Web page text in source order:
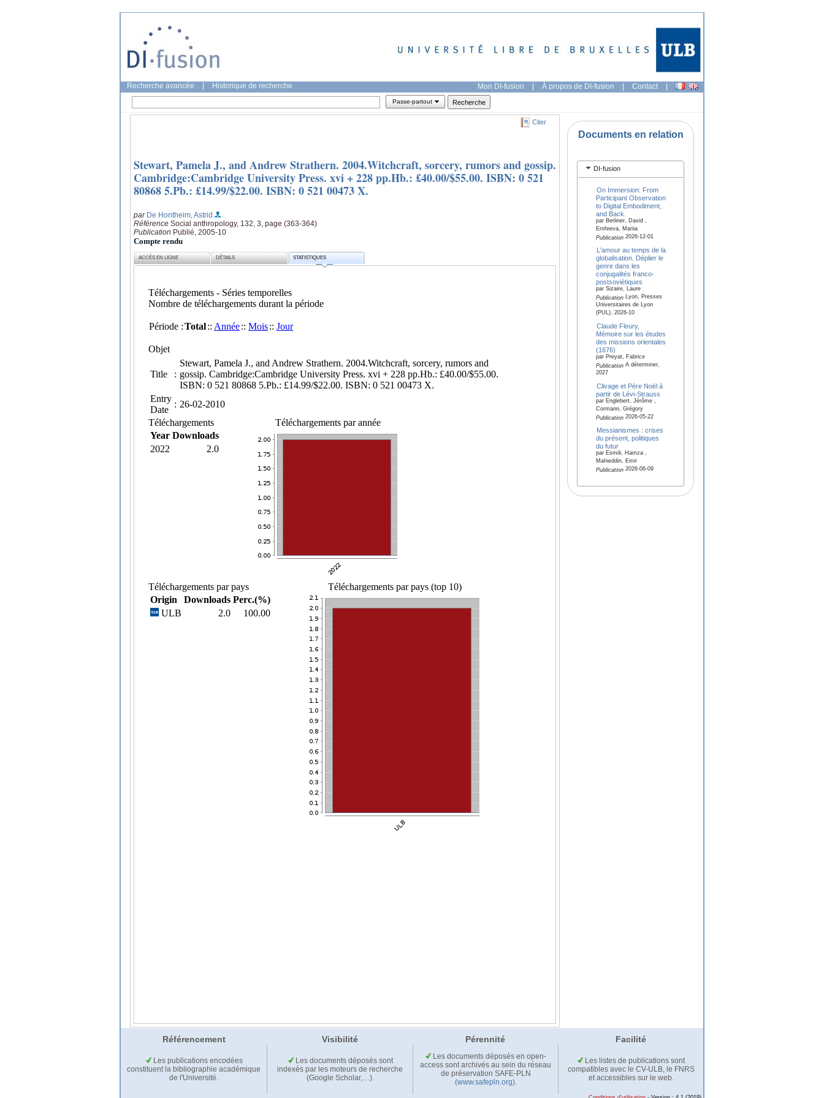
Recherche avancée Historique de recherche Mon DI-fusion | À propos de DI-fusion | Contact |
Passe-partout
Citer
Stewart, Pamela J., and Andrew Strathern. 2004.Witchcraft, sorcery, rumors and gossip.
Cambridge:Cambridge University Press. xvi + 228 pp.Hb.: £40.00/$55.00. ISBN: 0 521
80868 5.Pb.: £14.99/$22.00. ISBN: 0 521 00473 X.
par De Hontheim, Astrid
Référence Social anthropology, 132, 3, page (363-364)
Publication Publié, 2005-10
Compte rendu
ACCÈS EN LIGNE DÉTAILS STATISTIQUES
Documents en relation
DI-fusion
On Immersion: From
Participant Observation
to Digital Embodiment,
and Back.
par Berliner, David ,
Erofeeva, Mariia
Publication2026-12-01
L'amour au temps de la
globalisation. Déplier le
genre dans les
conjugalités franco-
postsoviétiques
par Sizaire, Laure
PublicationLyon, Presses
Universitaires de Lyon
(PUL), 2026-10
Claude Fleury,
Mémoire sur les études
des missions orientales
(1676)
par Preyat, Fabrice
PublicationA déterminer,
2027
Clivage et Père Noël à
partir de Lévi-Strauss
par Englebert, Jérôme ,
Cormann, Grégory
Publication2026-05-22
Messianismes : crises
du présent, politiques
du futur
par Esmili, Hamza ,
Mahieddin, Emir
Publication2026-06-09
Référencement Visibilité Pérennité Facilité
Les publications encodées
constituent la bibliographie académique
de l'Université.
Les documents déposés sont
indexés par les moteurs de recherche
(Google Scholar,…).
Les documents déposés en open-
access sont archivés au sein du réseau
de préservation SAFE-PLN
(www.safepln.org).
Les listes de publications sont
compatibles avec le CV-ULB, le FNRS
et accessibles sur le web.